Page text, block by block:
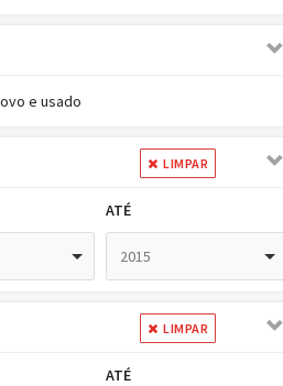
e usado
LIMPAR
ATÉ
2015
LIMPAR
ATÉ